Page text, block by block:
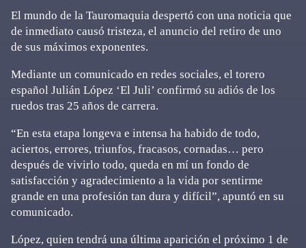
El mundo de la Tauromaquia despertó con una noticia que
de inmediato causó tristeza, el anuncio del retiro de uno
de sus máximos exponentes.
Mediante un comunicado en redes sociales, el torero
español Julián López ‘El Juli’ confirmó su adiós de los
ruedos tras 25 años de carrera.
“En esta etapa longeva e intensa ha habido de todo,
aciertos, errores, triunfos, fracasos, cornadas… pero
después de vivirlo todo, queda en mí un fondo de
satisfacción y agradecimiento a la vida por sentirme
grande en una profesión tan dura y difícil”, apuntó en su
comunicado.
López, quien tendrá una última aparición el próximo 1 de